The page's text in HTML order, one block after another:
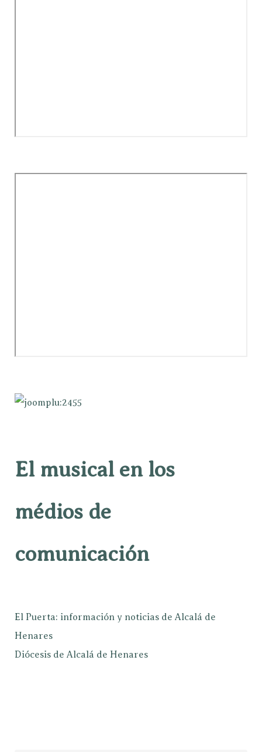
El musical en los
médios de
comunicación
El Puerta: información y noticias de Alcalá de
Henares
Diócesis de Alcalá de Henares